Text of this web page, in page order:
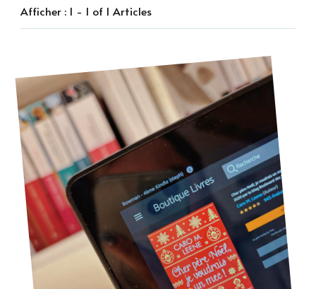
Afficher : 1 - 1 of 1 Articles